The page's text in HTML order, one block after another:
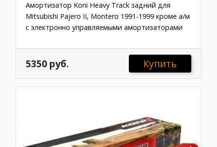
Амортизатор Koni Heavy Track задний для
Mitsubishi Pajero II, Montero 1991-1999 кроме а/м
с электронно управляемыми амортизаторами
5350 руб. Купить